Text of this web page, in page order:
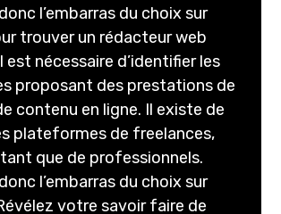
l’embarras du choix sur
trouver un rédacteur web
est nécessaire d’identifier les
proposant des prestations de
contenu en ligne. Il existe de
plateformes de freelances,
que de professionnels.
l’embarras du choix sur
votre savoir faire de